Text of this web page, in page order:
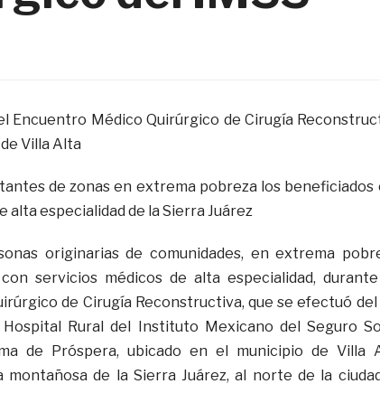
Encuentro Médico Quirúrgico de Cirugía
Villa Alta
de zonas en extrema pobreza los beneficiados
alta especialidad de la Sierra Juárez
originarias de comunidades, en extrema
servicios médicos de alta especialidad,
de Cirugía Reconstructiva, que se efectuó del
Rural del Instituto Mexicano del Seguro
de Próspera, ubicado en el municipio de Villa
montañosa de la Sierra Juárez, al norte de la